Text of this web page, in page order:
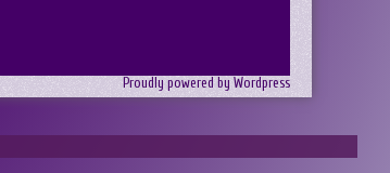
Proudly powered by Wordpress